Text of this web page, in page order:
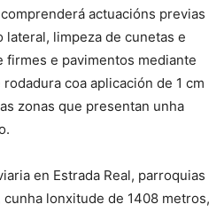
actuacións previas
limpeza de cunetas e
firmes e pavimentos mediante
coa aplicación de 1 cm
zonas que presentan unha
en Estrada Real, parroquias
lonxitude de 1408 metros,